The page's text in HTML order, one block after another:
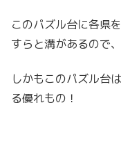
このパズル台に各県
すらと溝があるので
しかもこのパズル台
る優れもの！